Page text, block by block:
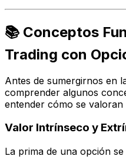
📚 Conceptos
Trading con
Antes de sumergirnos en
comprender algunos
entender cómo se
Valor Intrínseco y
La prima de una opción